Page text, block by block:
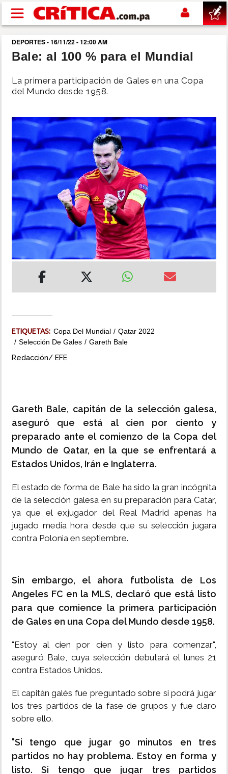
Pasar al contenido principal
buscar
POLÍTICA
SHOW
DEPORTES
MUNDO
INSÓLITAS
MULTIMEDIA
DEPORTES - 16/11/22 - 12:00 AM
Bale: al 100 % para el Mundial
La primera participación de Gales en una Copa
del Mundo desde 1958.
ETIQUETAS: Copa Del Mundial
Qatar 2022
Selección De Gales
Gareth Bale
Redacción/ EFE
Gareth Bale, capitán de la selección galesa,
aseguró que está al cien por ciento y
preparado ante el comienzo de la Copa del
Mundo de Qatar, en la que se enfrentará a
Estados Unidos, Irán e Inglaterra.
El estado de forma de Bale ha sido la gran incógnita
de la selección galesa en su preparación para Catar,
ya que el exjugador del Real Madrid apenas ha
jugado media hora desde que su selección jugara
contra Polonia en septiembre.
Sin embargo, el ahora futbolista de Los
Angeles FC en la MLS, declaró que está listo
para que comience la primera participación
de Gales en una Copa del Mundo desde 1958.
"Estoy al cien por cien y listo para comenzar",
aseguró Bale, cuya selección debutará el lunes 21
contra Estados Unidos.
El capitán galés fue preguntado sobre si podrá jugar
los tres partidos de la fase de grupos y fue claro
sobre ello.
"Si tengo que jugar 90 minutos en tres
partidos no hay problema. Estoy en forma y
listo. Si tengo que jugar tres partidos